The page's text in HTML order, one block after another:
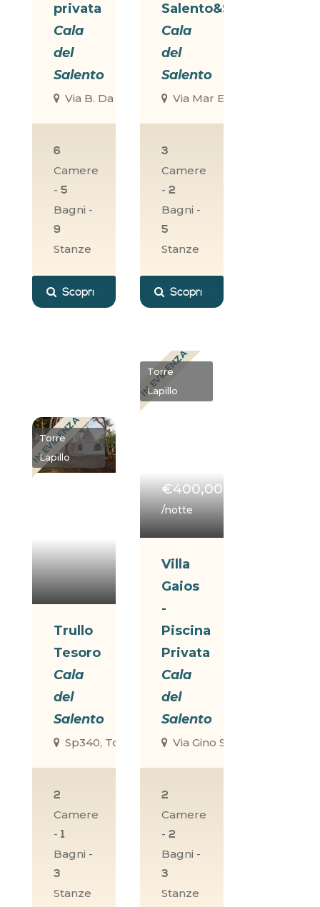
privata
Cala
del
Salento
Via B. Da Ravenna, 6/8, Il Poggio, Porto
6
Camere
- 5
Bagni -
9
Stanze
Scopri
Salento&Style
Cala
del
Salento
Via Mar Egeo, 33, Scala Di
3
Camere
- 2
Bagni -
5
Stanze
Scopri
IN EVIDENZA
Torre
Lapillo
Trullo
Tesoro
Cala
del
Salento
Sp340, Torre Lapillo, Le, Italia
2
Camere
- 1
Bagni -
3
Stanze
IN EVIDENZA
Torre
Lapillo
€400,00
/notte
Villa
Gaios
-
Piscina
Privata
Cala
del
Salento
Via Gino Severini, 8,
2
Camere
- 2
Bagni -
3
Stanze